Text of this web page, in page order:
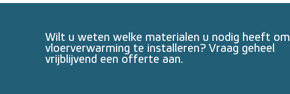
Wilt u weten welke materialen u nodig heeft om
vloerverwarming te installeren? Vraag geheel
vrijblijvend een offerte aan.